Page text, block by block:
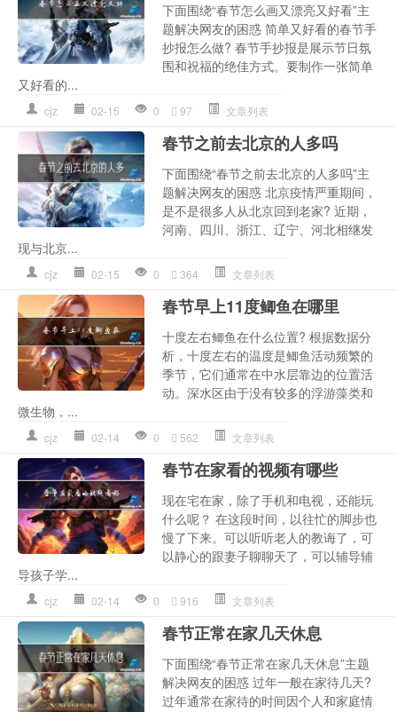
下面围绕“春节怎么画又漂亮又好看”主
题解决网友的困惑 简单又好看的春节手
抄报怎么做? 春节手抄报是展示节日氛
围和祝福的绝佳方式。要制作一张简单
又好看的...
cjz 02-15 0 97 文章列表
春节之前去北京的人多吗
下面围绕“春节之前去北京的人多吗”主
题解决网友的困惑 北京疫情严重期间，
是不是很多人从北京回到老家? 近期，
河南、四川、浙江、辽宁、河北相继发
现与北京...
cjz 02-15 0 364 文章列表
春节早上11度鲫鱼在哪里
十度左右鲫鱼在什么位置? 根据数据分
析，十度左右的温度是鲫鱼活动频繁的
季节，它们通常在中水层靠边的位置活
动。深水区由于没有较多的浮游藻类和
微生物，...
cjz 02-14 0 562 文章列表
春节在家看的视频有哪些
现在宅在家，除了手机和电视，还能玩
什么呢？ 在这段时间，以往忙的脚步也
慢了下来。可以听听老人的教诲了，可
以静心的跟妻子聊聊天了，可以辅导辅
导孩子学...
cjz 02-14 0 916 文章列表
春节正常在家几天休息
下面围绕“春节正常在家几天休息”主题
解决网友的困惑 过年一般在家待几天?
过年通常在家待的时间因个人和家庭情